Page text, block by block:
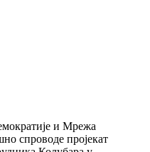
и Мрежа
спроводе пројекат